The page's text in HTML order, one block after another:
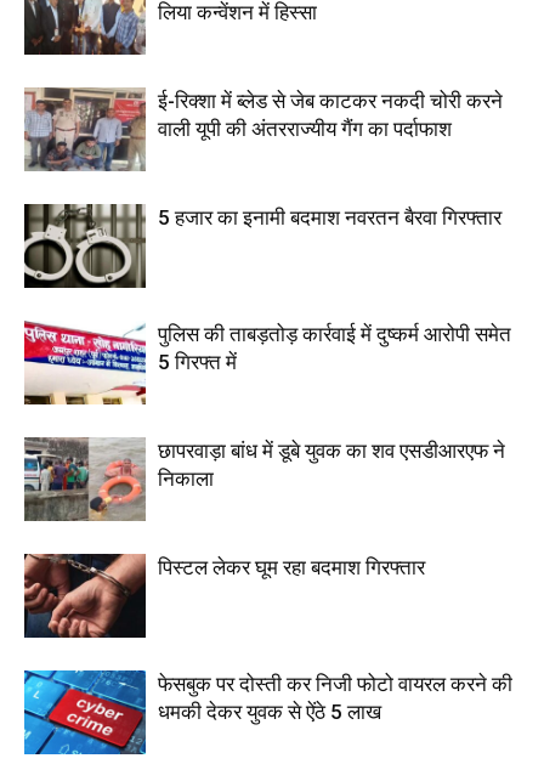
लिया कन्वेंशन में हिस्सा
ई-रिक्शा में ब्लेड से जेब काटकर नकदी चोरी करने
वाली यूपी की अंतरराज्यीय गैंग का पर्दाफाश
5 हजार का इनामी बदमाश नवरतन बैरवा गिरफ्तार
पुलिस की ताबड़तोड़ कार्रवाई में दुष्कर्म आरोपी समेत
5 गिरफ्त में
छापरवाड़ा बांध में डूबे युवक का शव एसडीआरएफ ने
निकाला
पिस्टल लेकर घूम रहा बदमाश गिरफ्तार
फेसबुक पर दोस्ती कर निजी फोटो वायरल करने की
धमकी देकर युवक से ऐंठे 5 लाख